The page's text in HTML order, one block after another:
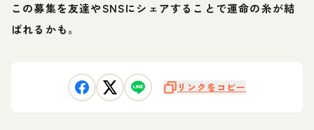
この募集を友達やSNSにシェアすることで運命の糸が結
ばれるかも。
リンクをコピー